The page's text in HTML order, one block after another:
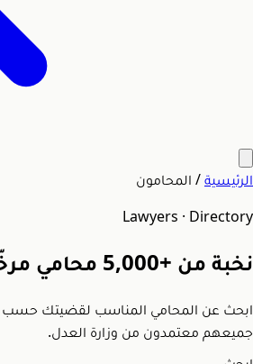
الرئيسية / المحامون
Lawyers · Directory
نخبة من +5,000 محامي
ابحث عن المحامي المناسب لقضيتك حسب
جميعهم معتمدون من وزارة العدل.